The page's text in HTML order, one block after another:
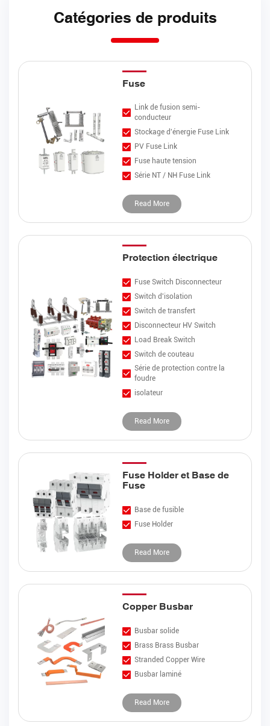
Catégories de produits
Fuse
Link de fusion semi-
conducteur
Stockage d'énergie Fuse Link
PV Fuse Link
Fuse haute tension
Série NT / NH Fuse Link
Read More
Protection électrique
Fuse Switch Disconnecteur
Switch d'isolation
Switch de transfert
Disconnecteur HV Switch
Load Break Switch
Switch de couteau
Série de protection contre la
foudre
isolateur
Read More
Fuse Holder et Base de
Fuse
Base de fusible
Fuse Holder
Read More
Copper Busbar
Busbar solide
Brass Brass Busbar
Stranded Copper Wire
Busbar laminé
Read More